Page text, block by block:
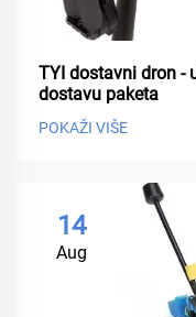
TYI dostavni dron -
dostavu paketa
POKAŽI VIŠE
14
Aug